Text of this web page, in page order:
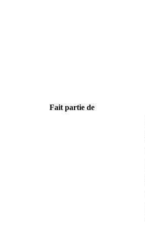
Fait partie de